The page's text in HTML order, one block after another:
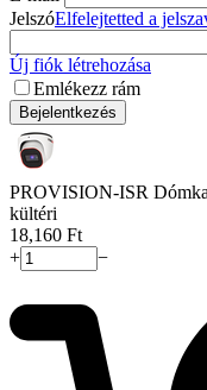
JelszóElfelejtetted a
Új fiók létrehozása
Emlékezz rám
Bejelentkezés
PROVISION-ISR
kültéri
18,160 Ft
+
−